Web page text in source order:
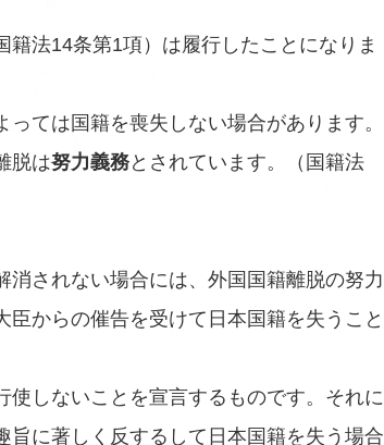
法14条第1項）は履行したことになりま
ては国籍を喪失しない場合があります。
脱は努力義務とされています。（国籍法
されない場合には、外国国籍離脱の努力
からの催告を受けて日本国籍を失うこと
しないことを宣言するものです。それに
に著しく反するして日本国籍を失う場合